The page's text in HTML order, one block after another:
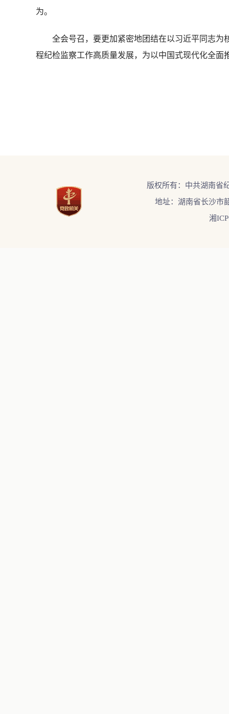
为。
全会号召，要更加紧密地团结在以习近平同志为
程纪检监察工作高质量发展，为以中国式现代化全
版权所有：中共湖南省
地址：湖南省长沙市
湘